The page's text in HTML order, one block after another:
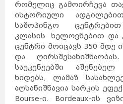
რომელიც გამოირჩევა
ისტორიული
საშოპინგო
კლასის ხელოვნებით და
ცენტრი მოიცავს 350 მდე
და
საუკუნეებში
ხიდებს, ლამაზ
აღსანიშნავია სარკის
Bourse-ი. Bordeaux-ის